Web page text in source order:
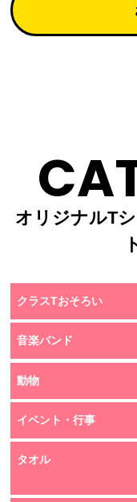
オリジナルT
クラスTおそろい
音楽バンド
動物
イベント・行事
タオル